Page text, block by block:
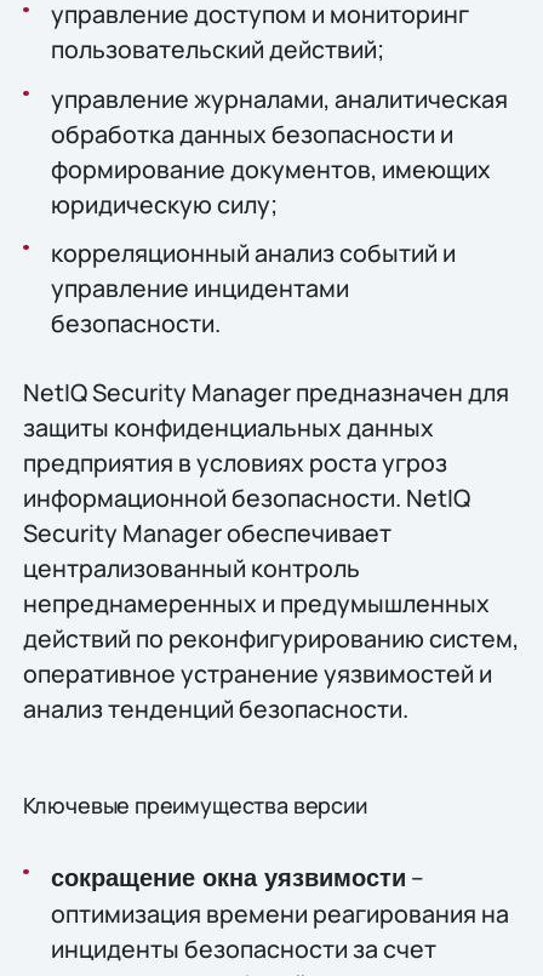
управление доступом и мониторинг
пользовательский действий;
управление журналами, аналитическая
обработка данных безопасности и
формирование документов, имеющих
юридическую силу;
корреляционный анализ событий и
управление инцидентами
безопасности.
NetIQ Security Manager предназначен для
защиты конфиденциальных данных
предприятия в условиях роста угроз
информационной безопасности. NetIQ
Security Manager обеспечивает
централизованный контроль
непреднамеренных и предумышленных
действий по реконфигурированию систем,
оперативное устранение уязвимостей и
анализ тенденций безопасности.
Ключевые преимущества версии
сокращение окна уязвимости –
оптимизация времени реагирования на
инциденты безопасности за счет